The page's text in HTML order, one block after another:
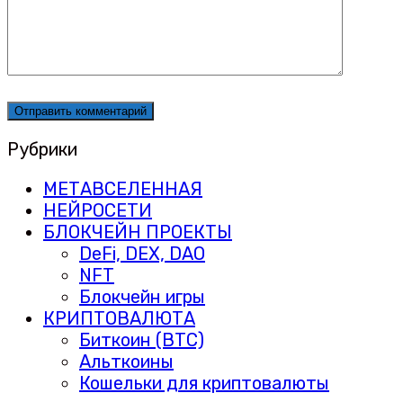
Рубрики
МЕТАВСЕЛЕННАЯ
НЕЙРОСЕТИ
БЛОКЧЕЙН ПРОЕКТЫ
DeFi, DEX, DAO
NFT
Блокчейн игры
КРИПТОВАЛЮТА
Биткоин (BTC)
Альткоины
Кошельки для криптовалюты